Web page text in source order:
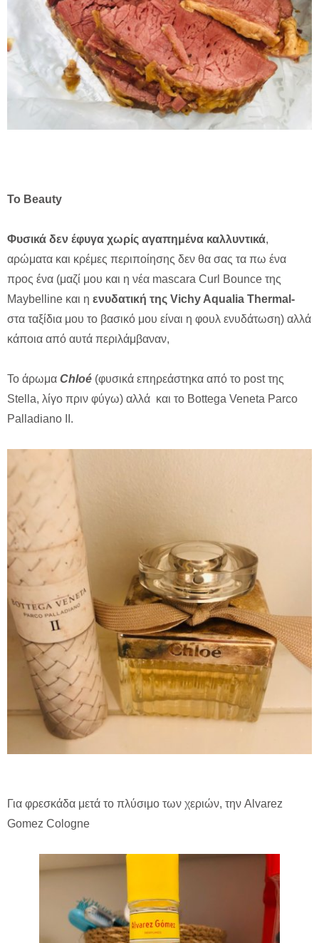
Το Beauty
Φυσικά δεν έφυγα χωρίς αγαπημένα καλλυντικά,
αρώματα και κρέμες περιποίησης δεν θα σας τα πω ένα
προς ένα (μαζί μου και η νέα mascara Curl Bounce της
Maybelline και η ενυδατική της Vichy Aqualia Thermal-
στα ταξίδια μου το βασικό μου είναι η φουλ ενυδάτωση) αλλά
κάποια από αυτά περιλάμβαναν,
Το άρωμα Chloé (φυσικά επηρεάστηκα από το post της
Stella, λίγο πριν φύγω) αλλά και το Bottega Veneta Parco
Palladiano II.
Για φρεσκάδα μετά το πλύσιμο των χεριών, την Alvarez
Gomez Cologne